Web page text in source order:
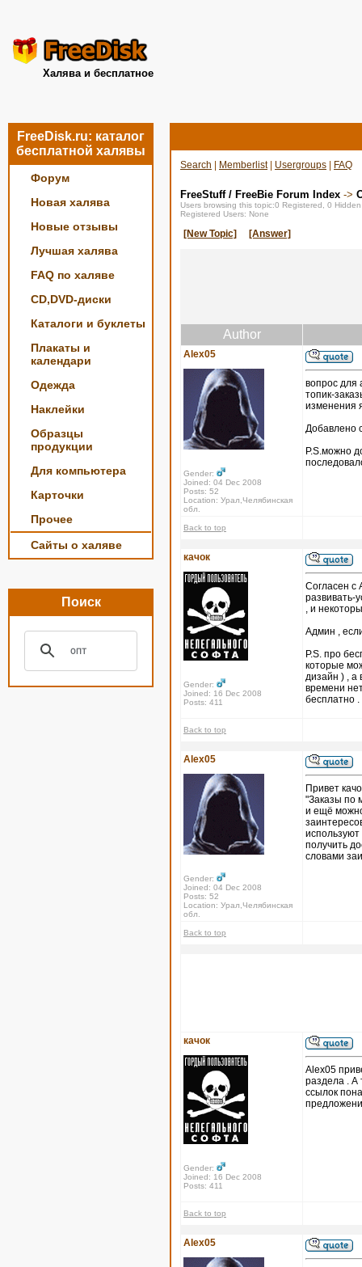
Халява и бесплатное
FreeDisk.ru: каталог
бесплатной халявы
Форум
Новая халява
Новые отзывы
Лучшая халява
FAQ по халяве
CD,DVD-диски
Каталоги и буклеты
Плакаты и
календари
Одежда
Наклейки
Образцы
продукции
Для компьютера
Карточки
Прочее
Сайты о халяве
Поиск
Search Memberlist| Usergroups FAQ
FreeStuff / FreeBie Forum Index ->
Users browsing this topic:0 Registered, 0
Registered Users: None
[New Topic] [Answer]
Author
Alex05
Gender:
Joined: 04 Dec 2008
Posts: 52
Location: Урал,Челябинская
обл.
вопрос для
топик-
изменения
Добавлено
P.S.можно
Back to top
качок
Gender:
Joined: 16 Dec 2008
Posts: 411
Согласен с
развивать-
, и
Админ ,
P.S. про
которые
дизайн ) , а
времени
бесплатно
Back to top
Alex05
Gender:
Joined: 04 Dec 2008
Posts: 52
Location: Урал,Челябинская
обл.
Привет
"Заказы по
и ещё
получить
словами
Back to top
качок
Gender:
Joined: 16 Dec 2008
Posts: 411
Alex05
раздела . А
ссылок
Back to top
Alex05